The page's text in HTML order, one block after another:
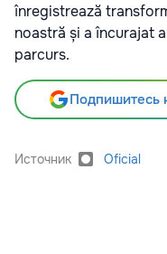
înregistrează
noastră și a încurajat
parcurs.
Подпишитесь
Источник Oficial